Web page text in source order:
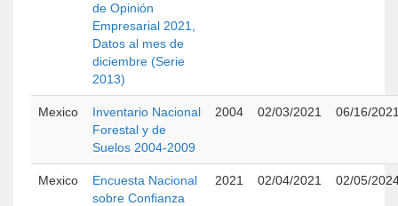
de Opinión
Empresarial 2021,
Datos al mes de
diciembre (Serie
2013)
Mexico
Inventario Nacional
Forestal y de
Suelos 2004-2009
2004 02/03/2021 06/16/
Mexico
Encuesta Nacional
sobre Confianza
2021 02/04/2021 02/05/